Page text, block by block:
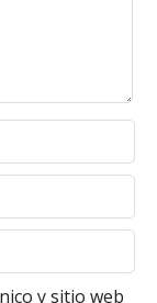
y sitio web